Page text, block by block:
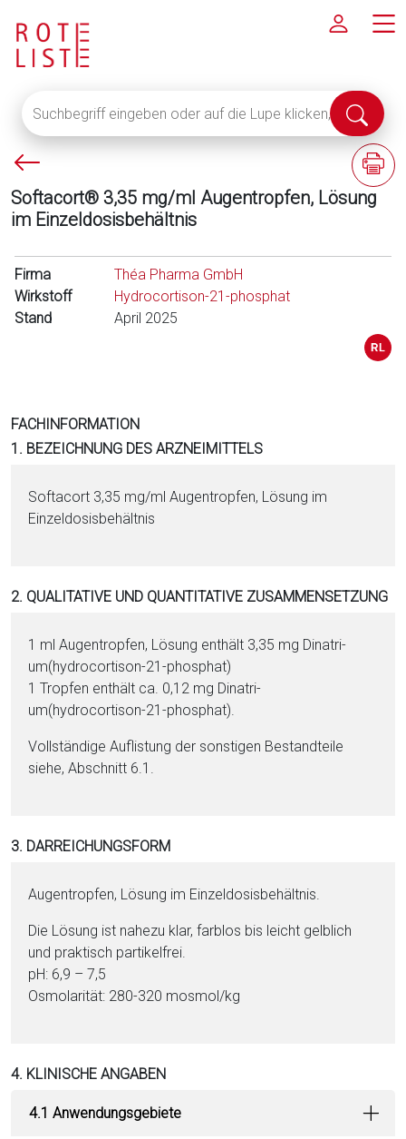
eingeben
oder
auf
die
Lupe
klicken,
um
alle
Fachinformationen
anzuzeigen
Suche
P
e
i
l
i
n
Softacort® 3,35 mg/ml Augentropfen, Lösung
im Einzeldosisbehältnis
F
a
r
m
F
Firma
Théa Pharma GmbH
Wirkstoff
Hydrocortison-21-phosphat
Stand
April 2025
FACHINFORMATION
1. BEZEICHNUNG DES ARZNEIMITTELS
Softacort 3,35 mg/ml Augentropfen, Lö­sung im
Einzeldosisbehältnis
2. QUALITATIVE UND QUANTITATIVE ZUSAMMENSETZUNG
1 ml Augentropfen, Lö­sung enthält 3,35 mg Di­na­tri­
um(hydrocortison-21-phos­phat)
1 Tropfen enthält ca. 0,12 mg Di­na­tri­
um(hydrocortison-21-phos­phat).
Vollständige Auflistung der sonstigen Be­stand­tei­le
siehe, Abschnitt 6.1.
3. DARREICHUNGSFORM
Augentropfen, Lö­sung im Einzeldosisbehältnis.
Die Lö­sung ist nahezu klar, farblos bis leicht gelblich
und praktisch partikelfrei.
pH: 6,9 – 7,5
Osmolarität: 280-320 mosmol/kg
4. KLINISCHE ANGABEN
4.1 Anwendungsgebiete